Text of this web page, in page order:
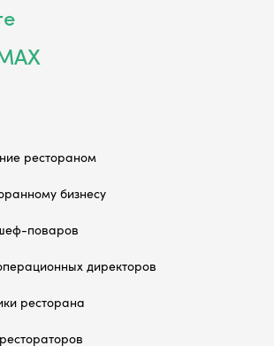
рестораном
бизнесу
поваров
директоров
ресторана